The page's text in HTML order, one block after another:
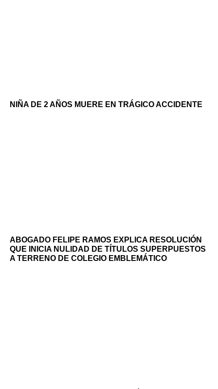
NIÑA DE 2 AÑOS MUERE EN TRÁGICO ACCIDENTE
ABOGADO FELIPE RAMOS EXPLICA RESOLUCIÓN
QUE INICIA NULIDAD DE TÍTULOS SUPERPUESTOS
A TERRENO DE COLEGIO EMBLEMÁTICO